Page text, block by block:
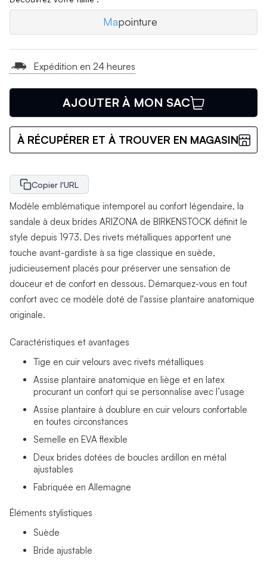
Mapointure
Expédition en 24 heures
AJOUTER À MON SAC
À RÉCUPÉRER ET À TROUVER EN MAGASIN
Copier l'URL
Modèle emblématique intemporel au confort légendaire, la
sandale à deux brides ARIZONA de BIRKENSTOCK définit le
style depuis 1973. Des rivets métalliques apportent une
touche avant-gardiste à sa tige classique en suède,
judicieusement placés pour préserver une sensation de
douceur et de confort en dessous. Démarquez-vous en tout
confort avec ce modèle doté de l'assise plantaire anatomique
originale.
Caractéristiques et avantages
Tige en cuir velours avec rivets métalliques
Assise plantaire anatomique en liège et en latex
procurant un confort qui se personnalise avec l’usage
Assise plantaire à doublure en cuir velours confortable
en toutes circonstances
Semelle en EVA flexible
Deux brides dotées de boucles ardillon en métal
ajustables
Fabriquée en Allemagne
Éléments stylistiques
Suède
Bride ajustable